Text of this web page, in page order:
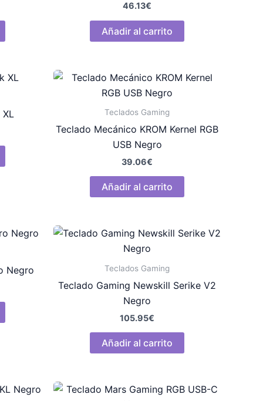
46.13€
Añadir al carrito
Teclados Gaming
Teclado Mecánico KROM Kernel RGB
USB Negro
39.06€
Añadir al carrito
Negro Teclados Gaming
Teclado Gaming Newskill Serike V2
Negro
105.95€
Añadir al carrito